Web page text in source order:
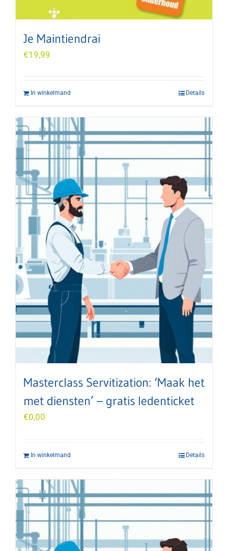
Je Maintiendrai
€19,99
In winkelmand Details
Masterclass Servitization: ‘Maak het
met diensten’ – gratis ledenticket
€0,00
In winkelmand Details